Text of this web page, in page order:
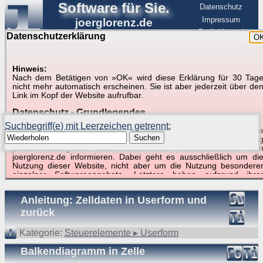
Datenschutzerklärung
Hinweis:
Nach dem Betätigen von »OK« wird diese Erklärung für 30 Tage
nicht mehr automatisch erscheinen. Sie ist aber jederzeit über den
Link im Kopf der Website aufrufbar.
Datenschutz - Grundlegendes
Diese Datenschutzerklärung soll die Nutzer dieser Website über die
Art, den Umfang und den Zweck der Erhebung und Verwendung
personenbezogener Daten durch den Websitebetreiber von
joerglorenz.de informieren. Dabei geht es ausschließlich um die
Nutzung dieser Website, nicht aber um die Nutzung besonderer
einzelner Softwareangebote. Letztere haben aufgrund ihrer
gespeichert werden müssen, die für das Funktionieren erforderlich
sind. Hier ist es wichtig, dass Sie selbst zum Testen dieser
Funktionen möglichst erfundene Daten verwenden. Ansonsten wird
auf die spezifischen Besonderheiten beim jeweiligen Angebot
gesondert hingewiesen.
Generell gilt: Wenn Sie ein Angebot bei den Add-Ins nutzen, bei
dem Daten übertragen werden, werden diese Daten auf dem
Software für Sie.
joerglorenz.de
Datenschutz
Impressum
BerlinHimmel
Suche in Beispielen und Tipps zu Excel und
VBA
Suchbegriff(e) mit Leerzeichen getrennt:
Suchen
Suchergebnisse (5 Treffer, 1 Begriff)
Anleitung: Zelldaten in Userform und
zurück
Kategorie: Steuerelemente ▸ Userform
Balkendiagramm in Zelle